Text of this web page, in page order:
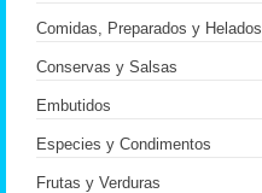
Comidas, Preparados y Helados
Conservas y Salsas
Embutidos
Especies y Condimentos
Frutas y Verduras